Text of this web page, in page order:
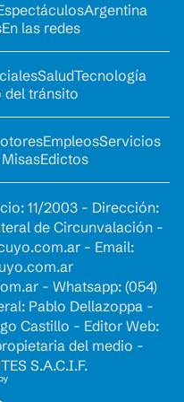
Argentina
En las redes
SaludTecnología
del tránsito
EmpleosServicios
Edictos
11/2003 - Dirección:
de Circunvalación -
- Email:
- Whatsapp: (054)
Pablo Dellazoppa -
Castillo - Editor Web:
del medio -
S.A.C.I.F.